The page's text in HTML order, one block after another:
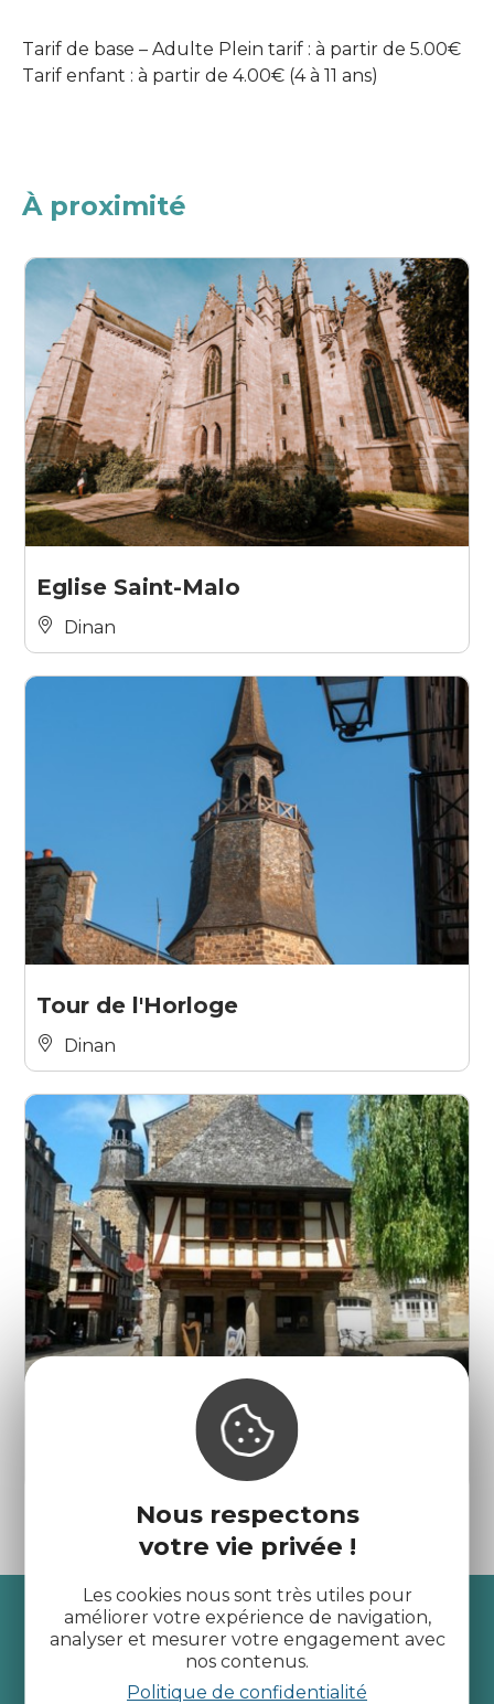
Nous respectons
votre vie privée !
Les cookies nous sont très utiles pour
améliorer votre expérience de navigation,
analyser et mesurer votre engagement avec
nos contenus.
Politique de confidentialité
Tarif de base – Adulte Plein tarif : à partir de 5.00€
Tarif enfant : à partir de 4.00€ (4 à 11 ans)
À proximité
Eglise Saint-Malo
Dinan
Tour de l'Horloge
Dinan
Maison de la Harpe
Recevez l’actualité des
Côtes d’Armor